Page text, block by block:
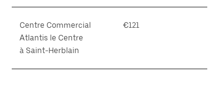
Centre Commercial
Atlantis le Centre
à Saint-Herblain
€121